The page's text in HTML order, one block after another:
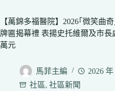
【萬錦多福醫院】2026｢微笑曲
牌匾揭幕禮 表揚史托維爾及市長
萬元
馬菲主編
2026 年
社區, 社區新聞